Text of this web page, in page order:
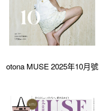
otona MUSE 2025年10月號